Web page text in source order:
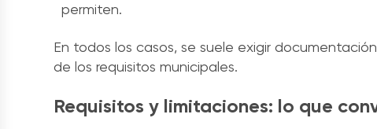
permiten.
En todos los casos, se suele exigir
de los requisitos municipales.
Requisitos y limitaciones: lo que